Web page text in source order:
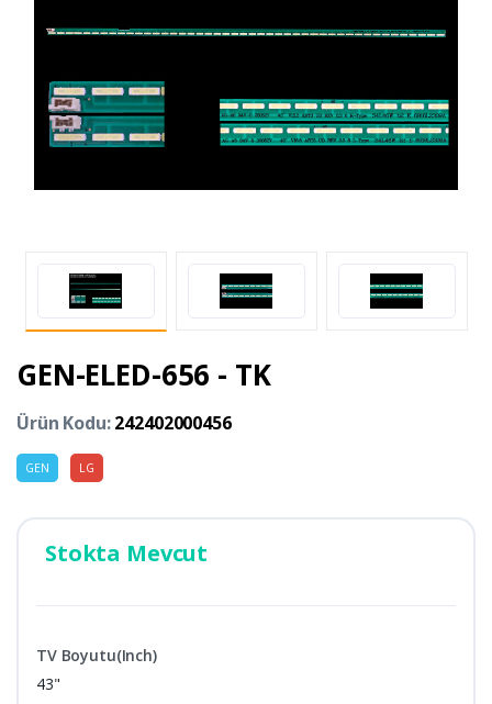
GEN-ELED-656 - TK
Ürün Kodu:242402000456
GEN LG
Stokta Mevcut
TV Boyutu(Inch)
43"